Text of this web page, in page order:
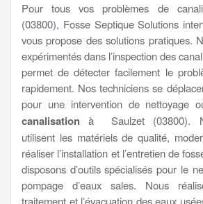
Pour tous vos problèmes de
(03800), Fosse Septique Solutions
vous propose des solutions pratiques.
expérimentés dans l’inspection des
permet de détecter facilement le
rapidement. Nos techniciens se
pour une intervention de nettoyage
canalisation à Saulzet (03800).
utilisent les matériels de qualité,
réaliser l’installation et l’entretien de
disposons d’outils spécialisés pour le
pompage d’eaux sales. Nous
traitement et l’évacuation des eaux